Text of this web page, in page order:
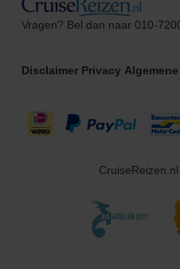
Vragen? Bel dan naar 010-
Disclaimer Privacy